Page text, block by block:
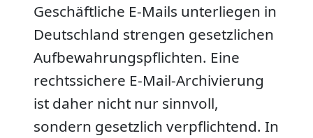
Geschäftliche E-Mails unterliegen in
Deutschland strengen gesetzlichen
Aufbewahrungspflichten. Eine
rechtssichere E-Mail-Archivierung
ist daher nicht nur sinnvoll,
sondern gesetzlich verpflichtend. In